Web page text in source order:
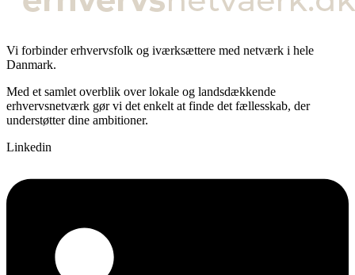
Vi forbinder erhvervsfolk og iværksættere med netværk i hele
Danmark.
Med et samlet overblik over lokale og landsdækkende
erhvervsnetværk gør vi det enkelt at finde det fællesskab, der
understøtter dine ambitioner.
Linkedin